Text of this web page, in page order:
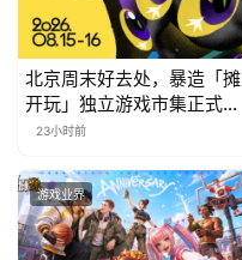
北京周末好去处，暴造「摊
开玩」独立游戏市集正式开
票！
23小时前
游戏业界